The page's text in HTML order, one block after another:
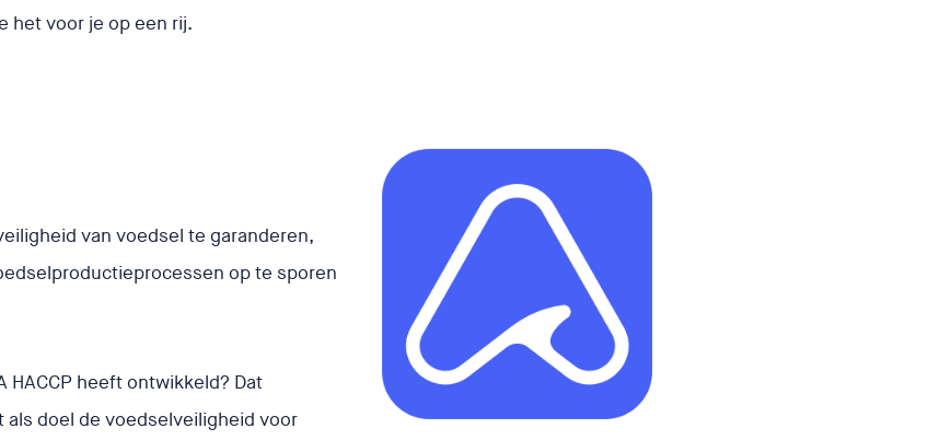
het voor je op een rij.
van voedsel te garanderen,
op te sporen
HACCP heeft ontwikkeld? Dat
als doel de voedselveiligheid voor